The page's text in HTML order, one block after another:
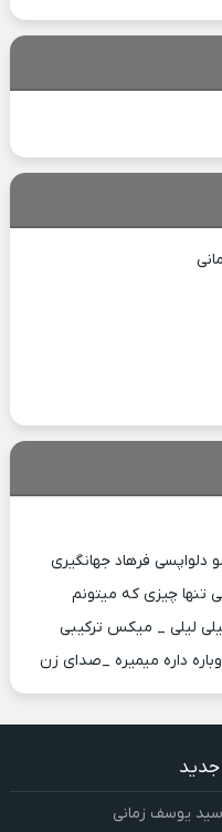
فرهاد جهانگیری
تنها چیزی که میتونم
لیلی _ میکس ترکیبی
داره میمیره _صدای زن
جدید
یوسف زمانی